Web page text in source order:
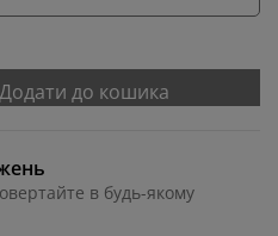
Додати до кошика
в будь-якому